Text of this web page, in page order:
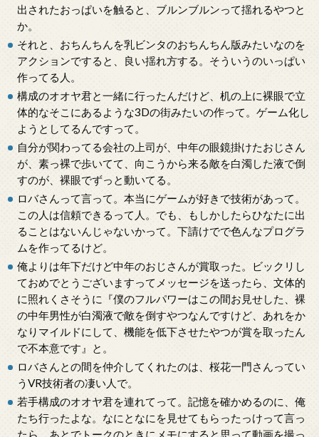
出されたおっぱいを触ると、ブルンブルンって揺れるやつと
か。
それと、おちんちんを乳ビンタのおちんちん版みたいなのを
アクションですると、良い揺れ方する。そういうのいっぱい
作ってる人。
構成のオオヤ君と一緒に行ったんだけど、机の上に裸眼で立
体的なそこにあるような3Dの街みたいの作って。ゲーム化し
ようとしてるんですって。
自分が関わってる会社の上司が、中年の眼鏡掛けたおじさん
が、素っ裸で歩いてて、向こうから来る敵を白濁した液で倒
すのが、裸眼でずっと動いてる。
ロバさんって言って。本当にゲームが好きで技術があって。
この人は信頼できるって人。でも、もしかしたらひなたに出
ることはないんじゃないかって。下請けでで色んなプログラ
ムを作ってるけど。
俺よりは年下だけど中年のおじさんが賞取った。ビックリし
ておめでとうございますってメッセージを送ったら、文体的
に照れくさそうに『僕のフルパワーはこの間お見せした、裸
の中年男性が白濁液で敵を倒すやつなんですけど、あれをか
なりマイルドにして、機能を低下させたやつが賞を取ったん
で不本意です』と。
ロバさんとの間を仲介してくれたのは、桜花一門さんってい
うVR技術者の凄い人で。
若手構成のオオヤ君を連れてって。記憶を確かめるのに、俺
たち行ったよな。なにとなにを見せてもらったっけって言っ
たら、あとでトークのときにメモにすると思って動画を撮っ